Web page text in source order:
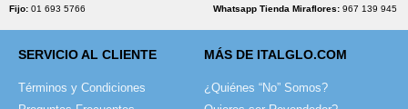
Fijo: 01 693 5766 Whatsapp Tienda Miraflores: 967 139 945
SERVICIO AL CLIENTE
Términos y Condiciones
MÁS DE ITALGLO.COM
¿Quiénes “No” Somos?